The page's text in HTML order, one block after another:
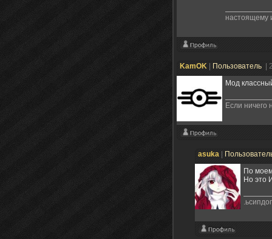
настоящему
KamOK Пользователь
|
Мод
Если ничего
asuka
По
Но это